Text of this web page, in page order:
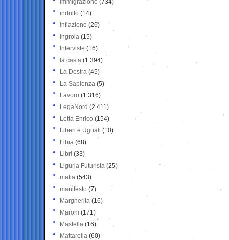
Immigrazione (734)
indulto (14)
inflazione (26)
Ingroia (15)
Interviste (16)
la casta (1.394)
La Destra (45)
La Sapienza (5)
Lavoro (1.316)
LegaNord (2.411)
Letta Enrico (154)
Liberi e Uguali (10)
Libia (68)
Libri (33)
Liguria Futurista (25)
mafia (543)
manifesto (7)
Margherita (16)
Maroni (171)
Mastella (16)
Mattarella (60)